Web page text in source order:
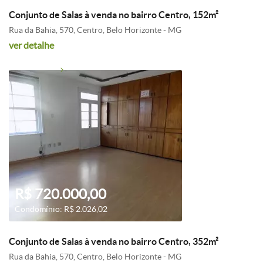
Conjunto de Salas à venda no bairro Centro, 152m²
Rua da Bahia, 570, Centro, Belo Horizonte - MG
ver detalhe
R$ 720.000,00
Condomínio: R$ 2.026,02
Conjunto de Salas à venda no bairro Centro, 352m²
Rua da Bahia, 570, Centro, Belo Horizonte - MG